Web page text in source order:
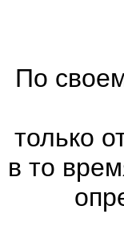
По
только
в то